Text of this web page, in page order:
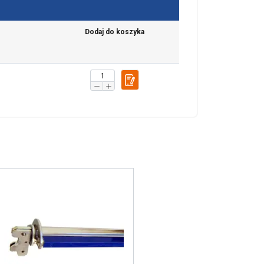
Dodaj do koszyka
Udostępniamy
i
które zebrali w